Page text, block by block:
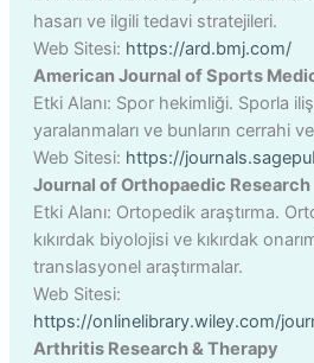
hasarı ve ilgili tedavi stratejileri.
Web Sitesi: https://ard.bmj.com/
American Journal of Sports
Etki Alanı: Spor hekimliği. Sporla
yaralanmaları ve bunların cerrahi
Web Sitesi: https://
Journal of Orthopaedic Research
Etki Alanı: Ortopedik araştırma.
kıkırdak biyolojisi ve kıkırdak
translasyonel araştırmalar.
Web Sitesi:
https://onlinelibrary.wiley.com/
Arthritis Research & Therapy